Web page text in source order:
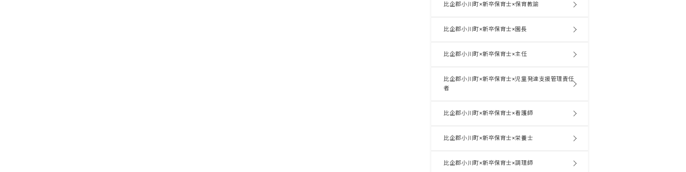
比企郡小川町×新卒保育士×保育教諭
比企郡小川町×新卒保育士×園長
比企郡小川町×新卒保育士×主任
比企郡小川町×新卒保育士×児童発達支援管理責任
者
比企郡小川町×新卒保育士×看護師
比企郡小川町×新卒保育士×栄養士
比企郡小川町×新卒保育士×調理師